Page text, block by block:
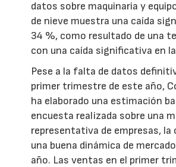
datos sobre maquinaria y
de nieve muestra una caída
34 %, como resultado de una
con una caída significativa en
Pese a la falta de datos
primer trimestre de este año,
ha elaborado ​​una estimación
encuesta realizada sobre una
representativa de empresas, la
una buena dinámica de
año. Las ventas en el primer